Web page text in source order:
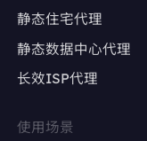
避免因IP变
Google Ads
静态住宅代理
静态数据中心代理
长效ISP代理
使用场景